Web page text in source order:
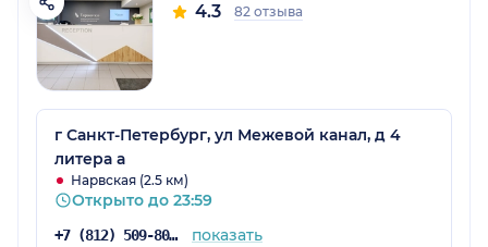
4.3 82 отзыва
г Санкт-Петербург, ул Межевой канал, д 4
литера а
Нарвская (2.5 км)
Открыто до 23:59
+7 (812) 509-80-31 показать